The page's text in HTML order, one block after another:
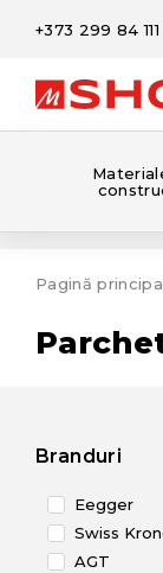
+373 299 84 111
Pagină
Branduri
Eegger
Swiss
AGT